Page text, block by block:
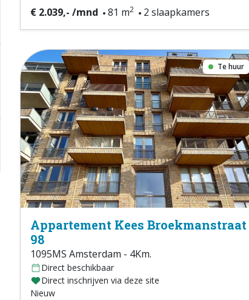
€ 2.039,- /mnd 81 m2 2 slaapkamers
Te huur
Appartement Kees Broekmanstraat
98
1095MS Amsterdam - 4Km.
Direct beschikbaar
Direct inschrijven via deze site
Nieuw